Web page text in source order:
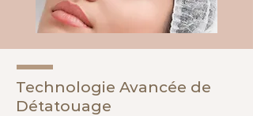
Technologie Avancée de
Détatouage